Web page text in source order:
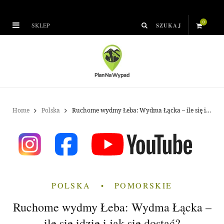
SKLEP 0
C
Home Polska Ruchome wydmy Łeba: Wydma Łącka – ile się idzie i jak się dostać?
POLSKA POMORSKIE
Ruchome wydmy Łeba: Wydma Łącka –